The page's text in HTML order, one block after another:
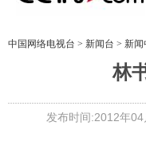
中国网络电视台 > 新闻台 > 新闻
林
发布时间:2012年